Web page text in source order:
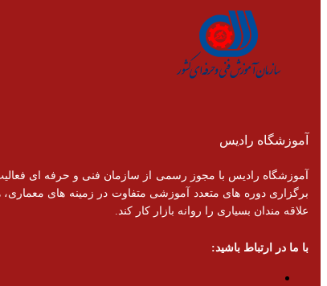
آموزشگاه رادیس
برگزاری دوره های متعدد آموزشی متفاوت در زمینه های معماری،
علاقه مندان بسیاری را روانه بازار کار کند.
با ما در ارتباط باشید: